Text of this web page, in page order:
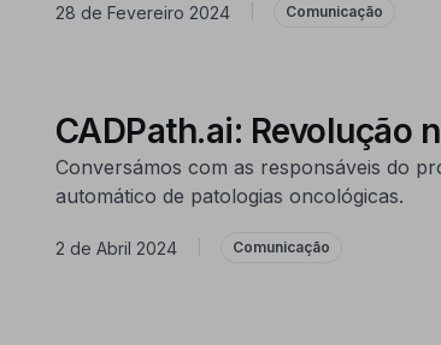
28 de Fevereiro 2024 Comunicação
CADPath.ai:
Conversámos com as responsáveis do
automático de patologias oncológicas.
2 de Abril 2024 Comunicação